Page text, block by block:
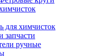
для химчисток
запчасти
ручные